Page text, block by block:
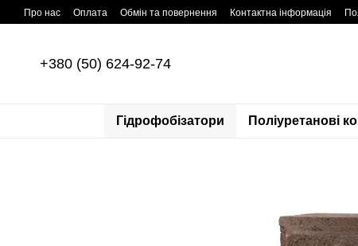
Перейти до основного контенту
Про нас Оплата Обмін та повернення Контактна інформація
+380 (50) 624-92-74
Гідрофобізатори Поліуретанові